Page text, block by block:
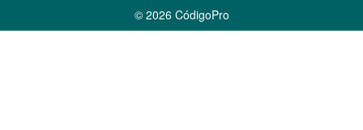
© 2026 CódigoPro